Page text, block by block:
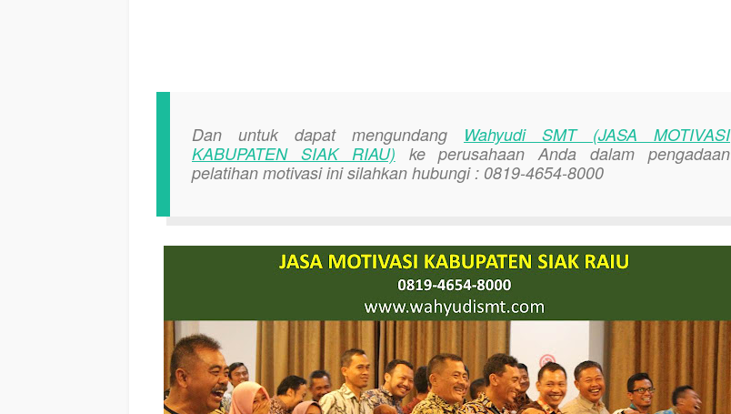
Dan untuk dapat mengundang Wahyudi SMT (JASA MOTIVASI
KABUPATEN SIAK RIAU) ke perusahaan Anda dalam pengadaan
pelatihan motivasi ini silahkan hubungi : 0819-4654-8000